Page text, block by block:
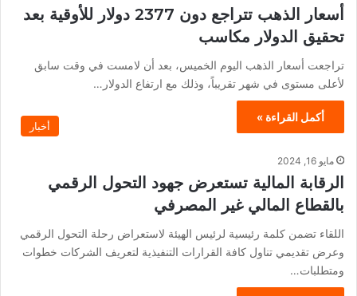
أسعار الذهب تتراجع دون 2377 دولار للأوقية بعد
تحقيق الدولار مكاسب
تراجعت أسعار الذهب اليوم الخميس، بعد أن لامست في وقت سابق
لأعلى مستوى في شهر تقريباً، وذلك مع ارتفاع الدولار…
أكمل القراءة »
أخبار
مايو 16, 2024
الرقابة المالية تستعرض جهود التحول الرقمي
بالقطاع المالي غير المصرفي
اللقاء تضمن كلمة رئيسية لرئيس الهيئة لاستعراض رحلة التحول الرقمي
وعرض تقديمي تناول كافة القرارات التنفيذية لتعريف الشركات خطوات
ومتطلبات…